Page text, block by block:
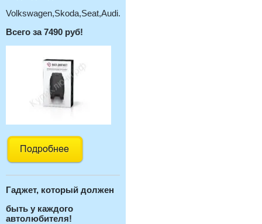
Volkswagen,Skoda,Seat,Audi.
Всего за 7490 руб!
Гаджет, который должен
быть у каждого
автолюбителя!